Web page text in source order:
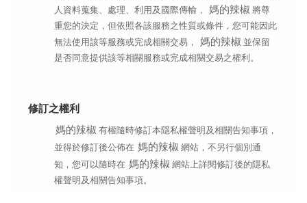
人資料蒐集、處理、利用及國際傳輸， 媽的辣椒 將尊
重您的決定，但依照各該服務之性質或條件，您可能因此
無法使用該等服務或完成相關交易， 媽的辣椒 並保留
是否同意提供該等相關服務或完成相關交易之權利。
修訂之權利
媽的辣椒 有權隨時修訂本隱私權聲明及相關告知事項，
並得於修訂後公佈在 媽的辣椒 網站，不另行個別通
知，您可以隨時在 媽的辣椒 網站上詳閱修訂後的隱私
權聲明及相關告知事項。